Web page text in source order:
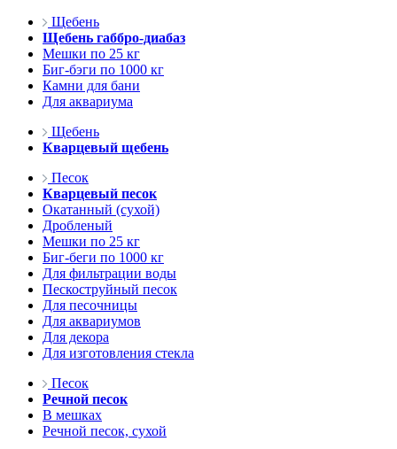
Щебень
Щебень габбро-диабаз
Мешки по 25 кг
Биг-бэги по 1000 кг
Камни для бани
Для аквариума
Щебень
Кварцевый щебень
Песок
Кварцевый песок
Окатанный (сухой)
Дробленый
Мешки по 25 кг
Биг-беги по 1000 кг
Для фильтрации воды
Пескоструйный песок
Для песочницы
Для аквариумов
Для декора
Для изготовления стекла
Песок
Речной песок
В мешках
Речной песок, сухой